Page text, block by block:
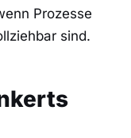
Prozesse
sind.